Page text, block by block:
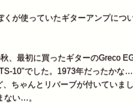
が使っていたギターアンプにつ
、最初に買ったギターのGreco
10"でした。1973年だったかな…
ちゃんとリバーブが付いていま
ない…。